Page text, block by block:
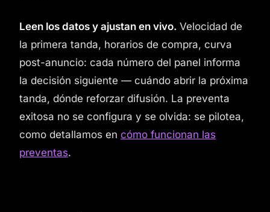
Leen los datos y ajustan en vivo. Velocidad de
la primera tanda, horarios de compra, curva
post-anuncio: cada número del panel informa
la decisión siguiente — cuándo abrir la próxima
tanda, dónde reforzar difusión. La preventa
exitosa no se configura y se olvida: se pilotea,
como detallamos en cómo funcionan las
preventas.